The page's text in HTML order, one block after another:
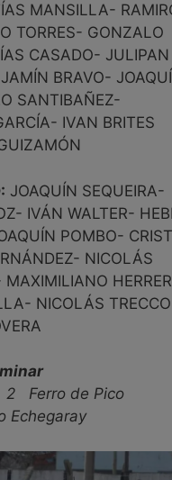
MANSILLA-
TORRES- GONZALO
CASADO- JULIPAN
BRAVO-
SANTIBAÑEZ-
IVAN BRITES
JOAQUÍN SEQUEIRA-
IVÁN WALTER-
POMBO-
NICOLÁS
MAXIMILIANO
NICOLÁS TRECCO
2 Ferro de Pico
Echegaray